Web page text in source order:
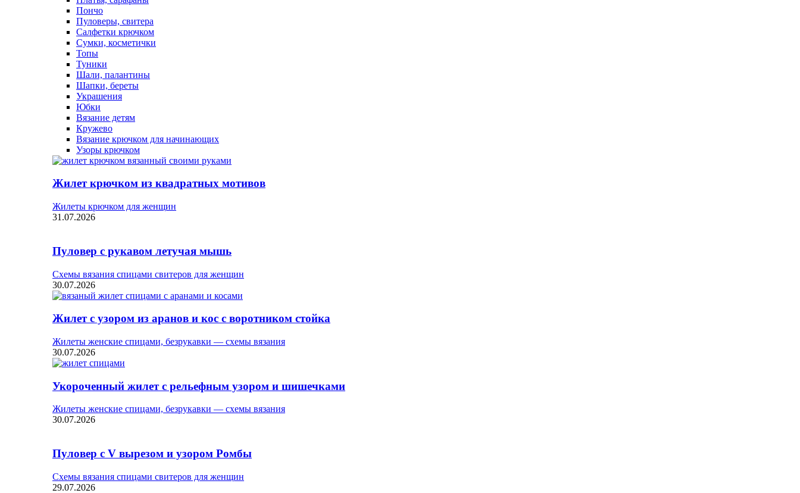
Пончо
Пуловеры, свитера
Салфетки крючком
Сумки, косметички
Топы
Туники
Шали, палантины
Шапки, береты
Украшения
Юбки
Вязание детям
Кружево
Вязание крючком для начинающих
Узоры крючком
Жилет крючком из квадратных мотивов
Жилеты крючком для женщин
31.07.2026
Пуловер с рукавом летучая мышь
Схемы вязания спицами свитеров для женщин
30.07.2026
Жилет с узором из аранов и кос с воротником стойка
Жилеты женские спицами, безрукавки — схемы вязания
30.07.2026
Укороченный жилет с рельефным узором и шишечками
Жилеты женские спицами, безрукавки — схемы вязания
30.07.2026
Пуловер с V вырезом и узором Ромбы
Схемы вязания спицами свитеров для женщин
29.07.2026